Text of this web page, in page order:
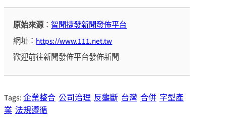
原始來源：智聞捷發新聞發佈平台
網址： https://www.111.net.tw
歡迎前往新聞發佈平台發佈新聞
Tags:企業整合 公司治理 反壟斷 台灣 合併 字型產
業 法規遵循